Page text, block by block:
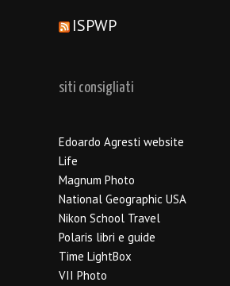
ISPWP
siti consigliati
Edoardo Agresti website
Life
Magnum Photo
National Geographic USA
Nikon School Travel
Polaris libri e guide
Time LightBox
VII Photo